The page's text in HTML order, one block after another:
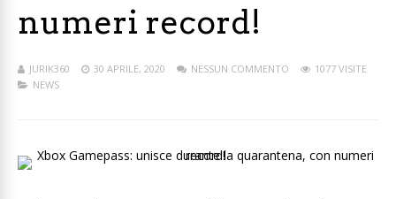
numeri record!
JURIK360 30 APRILE, 2020 NESSUN COMMENTO
1077 VISITE
NEWS